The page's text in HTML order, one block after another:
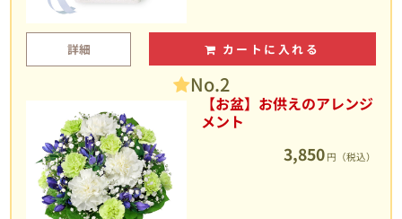
詳細 カートに入れる
No.2
【お盆】お供えのアレンジ
メント
3,850 円（税込）